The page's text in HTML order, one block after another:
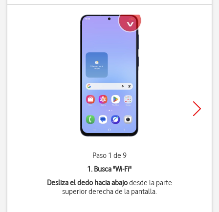
Paso 1 de 9
1. Busca "Wi-Fi"
Desliza el dedo hacia abajodesde la parte
superior derecha de la pantalla.